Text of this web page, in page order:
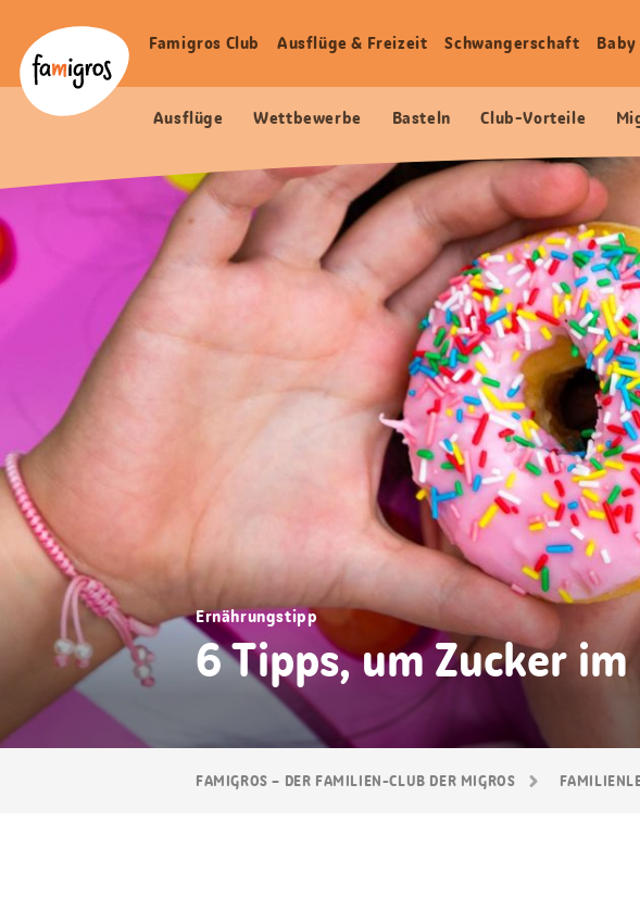
Navigation
Logo
Haupt
Famigros Club Ausflüge & Freizeit Schwangerschaft
Ausflüge Wettbewerbe Basteln Club-Vorteile
FAMIGROS – DER FAMILIEN-CLUB DER MIGROS
Ernährungstipp
6 Tipps, um Zucker